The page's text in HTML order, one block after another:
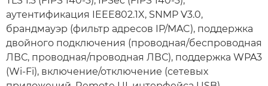
аутентификация IEEE802.1X, SNMP V3.0,
брандмауэр (фильтр адресов IP/MAC), поддержка
двойного подключения (проводная/беспроводная
ЛВС, проводная/проводная ЛВС), поддержка WPA3
(Wi-Fi), включение/отключение (сетевых